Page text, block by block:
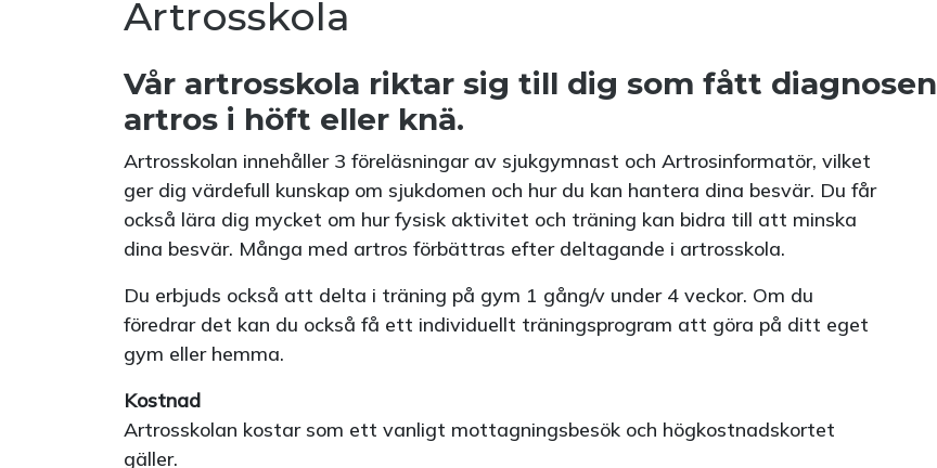
Artrosskola
Vår artrosskola riktar sig till dig som fått diagnosen
artros i höft eller knä.
Artrosskolan innehåller 3 föreläsningar av sjukgymnast och Artrosinformatör, vilket
ger dig värdefull kunskap om sjukdomen och hur du kan hantera dina besvär. Du får
också lära dig mycket om hur fysisk aktivitet och träning kan bidra till att minska
dina besvär. Många med artros förbättras efter deltagande i artrosskola.
Du erbjuds också att delta i träning på gym 1 gång/v under 4 veckor. Om du
föredrar det kan du också få ett individuellt träningsprogram att göra på ditt eget
gym eller hemma.
Kostnad
Artrosskolan kostar som ett vanligt mottagningsbesök och högkostnadskortet
gäller.